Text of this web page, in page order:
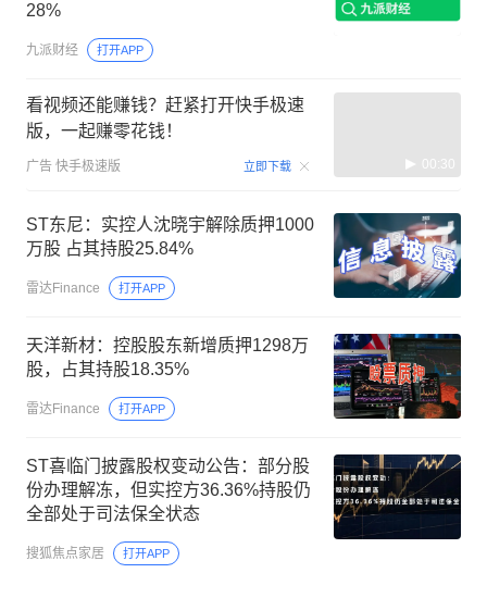
28%
九派财经 打开APP
看视频还能赚钱？赶紧打开快手极速
版，一起赚零花钱！
广告 快手极速版 立即下载 00:30
ST东尼：实控人沈晓宇解除质押1000
万股 占其持股25.84%
雷达Finance 打开APP
天洋新材：控股股东新增质押1298万
股，占其持股18.35%
雷达Finance 打开APP
ST喜临门披露股权变动公告：部分股
份办理解冻，但实控方36.36%持股仍
全部处于司法保全状态
搜狐焦点家居 打开APP